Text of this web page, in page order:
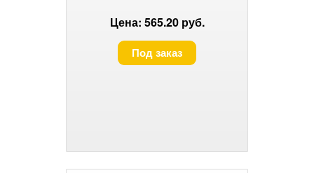
Цена: 565.20 руб.
Под заказ